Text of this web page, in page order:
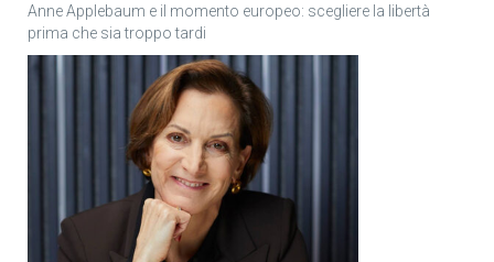
Anne Applebaum e il momento europeo: scegliere la libertà
prima che sia troppo tardi